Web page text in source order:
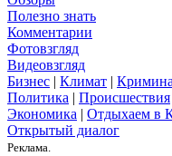
Полезно знать
Комментарии
Фотовзгляд
Видеовзгляд
Бизнес | Климат |
Политика | Происшествия
Экономика | Отдыхаем в
Открытый диалог
Реклама.